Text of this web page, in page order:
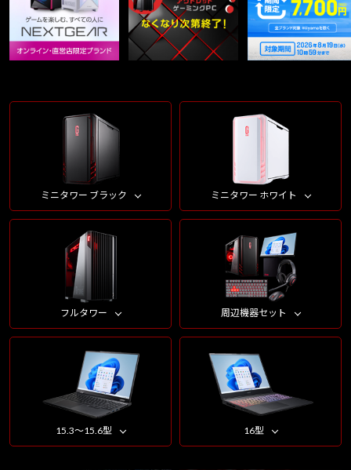
ミニタワー ブラック ミニタワー ホワイト
フルタワー 周辺機器セット
15.3～15.6型 16型